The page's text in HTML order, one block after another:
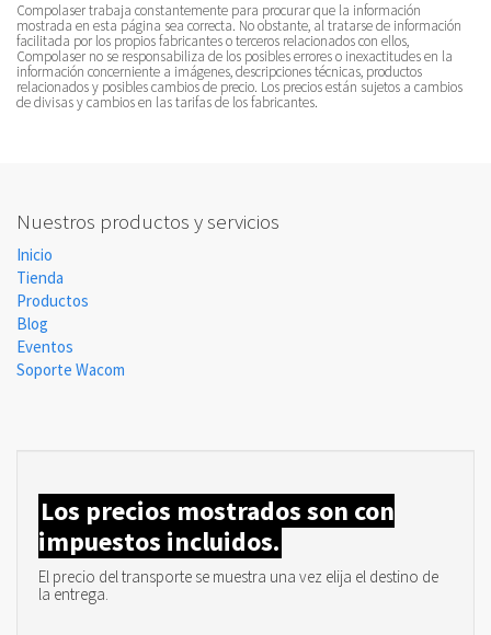
Compolaser trabaja constantemente para procurar que la información
mostrada en esta página sea correcta. No obstante, al tratarse de información
facilitada por los propios fabricantes o terceros relacionados con ellos,
Compolaser no se responsabiliza de los posibles errores o inexactitudes en la
información concerniente a imágenes, descripciones técnicas, productos
relacionados y posibles cambios de precio. Los precios están sujetos a cambios
de divisas y cambios en las tarifas de los fabricantes.
Nuestros productos y servicios
Inicio
Tienda
Productos
Blog
Eventos
Soporte Wacom
Los precios mostrados son con
impuestos incluidos.
El precio del transporte se muestra una vez elija el destino de
la entrega.